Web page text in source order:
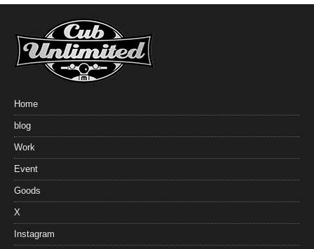
Home
blog
Work
Event
Goods
X
Instagram